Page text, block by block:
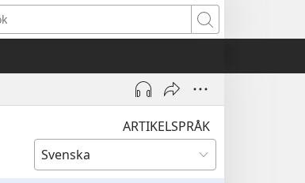
Sök
ARTIKELSPRÅK